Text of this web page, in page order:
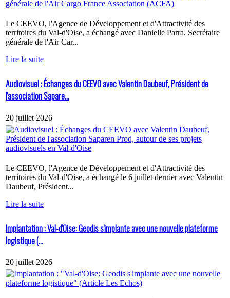
Le CEEVO, l'Agence de Développement et d'Attractivité des
territoires du Val-d'Oise, a échangé avec Danielle Parra, Secrétaire
générale de l'Air Car...
Lire la suite
Audiovisuel : Échanges du CEEVO avec Valentin Daubeuf, Président de
l'association Sapare...
20 juillet 2026
Le CEEVO, l'Agence de Développement et d'Attractivité des
territoires du Val-d'Oise, a échangé le 6 juillet dernier avec Valentin
Daubeuf, Président...
Lire la suite
Implantation : Val-d'Oise: Geodis s'implante avec une nouvelle plateforme
logistique (...
20 juillet 2026